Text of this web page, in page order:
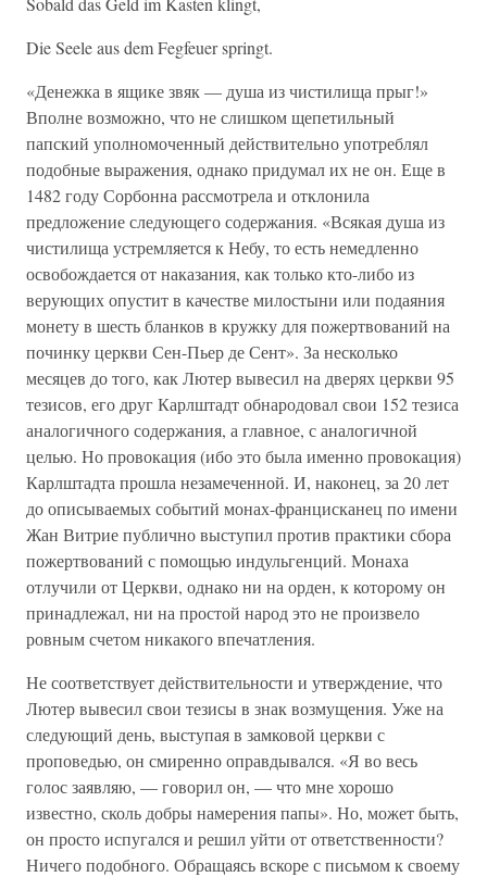
Die Seele aus dem Fegfeuer springt.
«Денежка в ящике звяк — душа из чистилища прыг!»
Вполне возможно, что не слишком щепетильный
папский уполномоченный действительно употреблял
подобные выражения, однако придумал их не он. Еще в
1482 году Сорбонна рассмотрела и отклонила
предложение следующего содержания. «Всякая душа из
чистилища устремляется к Небу, то есть немедленно
освобождается от наказания, как только кто-либо из
верующих опустит в качестве милостыни или подаяния
монету в шесть бланков в кружку для пожертвований на
починку церкви Сен-Пьер де Сент». За несколько
месяцев до того, как Лютер вывесил на дверях церкви 95
тезисов, его друг Карлштадт обнародовал свои 152 тезиса
аналогичного содержания, а главное, с аналогичной
целью. Но провокация (ибо это была именно провокация)
Карлштадта прошла незамеченной. И, наконец, за 20 лет
до описываемых событий монах-францисканец по имени
Жан Витрие публично выступил против практики сбора
пожертвований с помощью индульгенций. Монаха
отлучили от Церкви, однако ни на орден, к которому он
принадлежал, ни на простой народ это не произвело
ровным счетом никакого впечатления.
Не соответствует действительности и утверждение, что
Лютер вывесил свои тезисы в знак возмущения. Уже на
следующий день, выступая в замковой церкви с
проповедью, он смиренно оправдывался. «Я во весь
голос заявляю, — говорил он, — что мне хорошо
известно, сколь добры намерения папы». Но, может быть,
он просто испугался и решил уйти от ответственности?
Ничего подобного. Обращаясь вскоре с письмом к своему